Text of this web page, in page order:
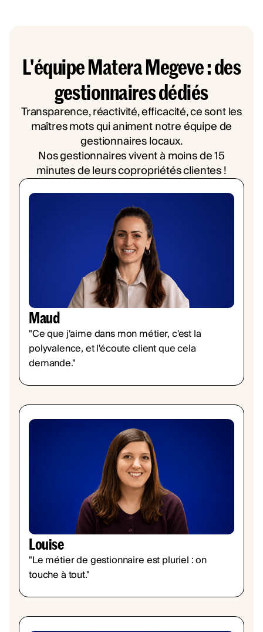
L'équipe Matera Megeve : des
gestionnaires dédiés
Transparence, réactivité, efficacité, ce sont les
maîtres mots qui animent notre équipe de
gestionnaires locaux.
Nos gestionnaires vivent à moins de 15
minutes de leurs copropriétés clientes !
Maud
"Ce que j'aime dans mon métier, c'est la
polyvalence, et l'écoute client que cela
demande."
Louise
"Le métier de gestionnaire est pluriel : on
touche à tout."